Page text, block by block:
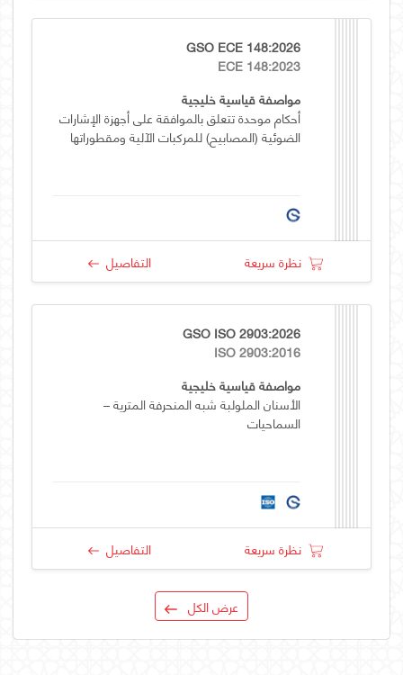
GSO ECE 148:2026
ECE 148:2023
مواصفة قياسية خليجية
أحكام موحدة تتعلق بالموافقة على أجهزة الإشارات
الضوئية (المصابيح) للمركبات الآلية ومقطوراتها
نظرة سريعة التفاصيل
GSO ISO 2903:2026
ISO 2903:2016
مواصفة قياسية خليجية
الأسنان الملولبة شبه المنحرفة المترية –
السماحيات
نظرة سريعة التفاصيل
عرض الكل